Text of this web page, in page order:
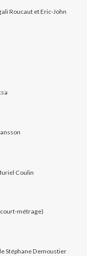
Roucaut et Eric-John
Coulin
métrage)
Stéphane Demoustier